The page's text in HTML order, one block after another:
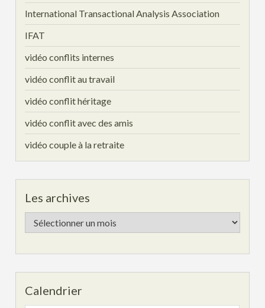
International Transactional Analysis Association
IFAT
vidéo conflits internes
vidéo conflit au travail
vidéo conflit héritage
vidéo conflit avec des amis
vidéo couple à la retraite
Les archives
Les
archives
Calendrier